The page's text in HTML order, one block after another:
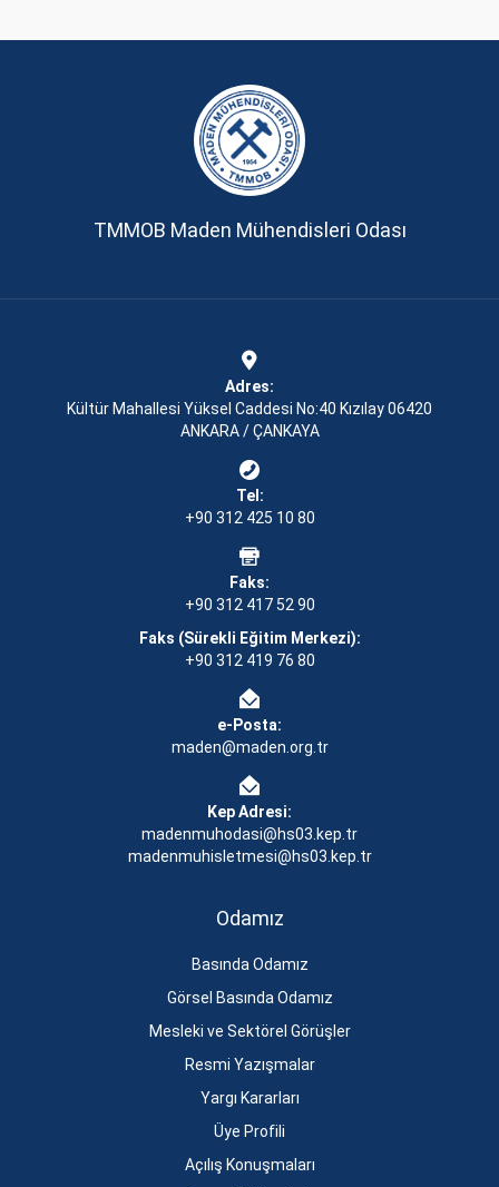
TMMOB Maden Mühendisleri Odası
Adres:
Kültür Mahallesi Yüksel Caddesi No:40 Kızılay 06420
ANKARA / ÇANKAYA
Tel:
+90 312 425 10 80
Faks:
+90 312 417 52 90
Faks (Sürekli Eğitim Merkezi):
+90 312 419 76 80
e-Posta:
maden@maden.org.tr
Kep Adresi:
madenmuhodasi@hs03.kep.tr
madenmuhisletmesi@hs03.kep.tr
Odamız
Basında Odamız
Görsel Basında Odamız
Mesleki ve Sektörel Görüşler
Resmi Yazışmalar
Yargı Kararları
Üye Profili
Açılış Konuşmaları